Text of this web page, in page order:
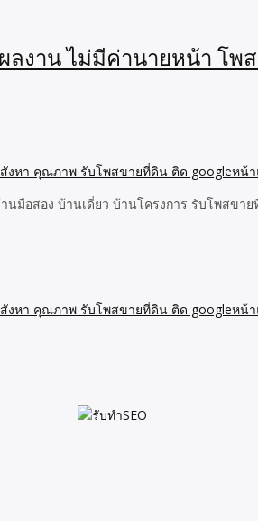
ลงาน ไม่มีค่านายหน้า โ
มือสอง บ้านเดี่ยว บ้านโครงการ รับโพสข